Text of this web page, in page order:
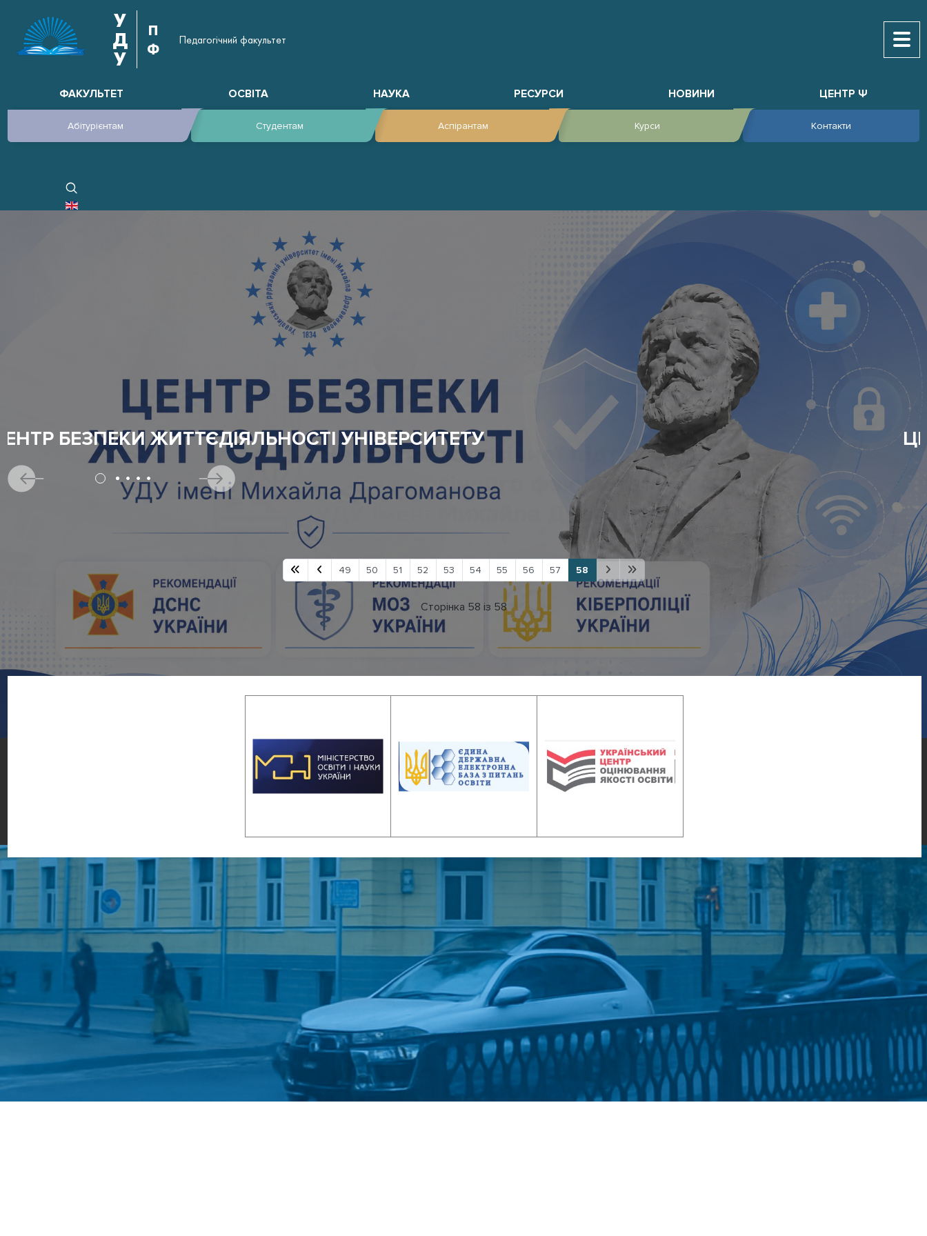
У
Д
У
П
Ф
Педагогічний факультет
ФАКУЛЬТЕТ ОСВІТА НАУКА РЕСУРСИ НОВИНИ ЦЕНТР Ψ
Абітурієнтам Студентам Аспірантам Курси Контакти
ОБЕРІТЬ СВОЮ МОВУ
ЦЕНТР ПСИХОЛОГІЧНОЇ ПІДТРИМКИ ФАКУЛЬТЕТУ
49 50 51 52 53 54 55 56 57 58
Сторінка 58 із 58